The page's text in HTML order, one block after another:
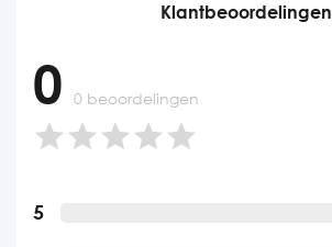
Klantbeoordelingen
5
0 0 beoordelingen